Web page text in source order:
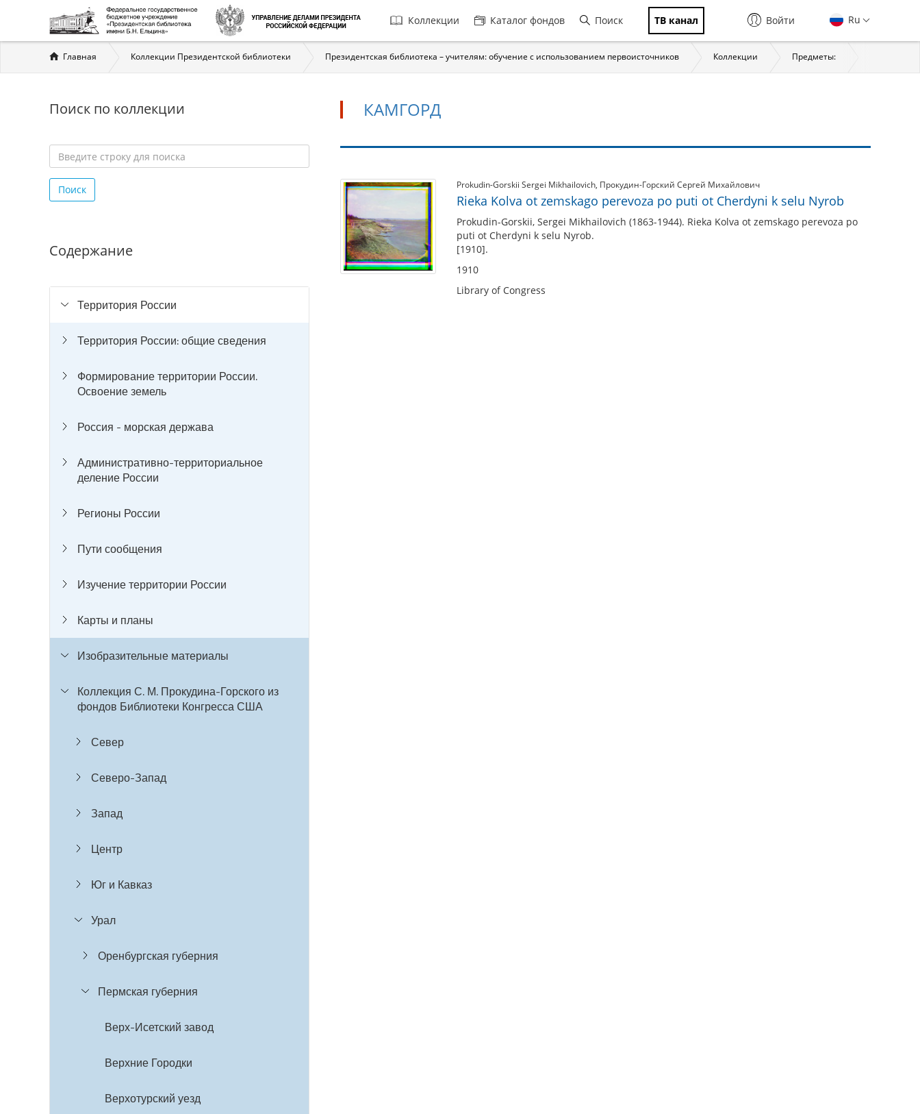
Главная
навигация
Коллекции Каталог фондов Поиск ТВ канал Ru
Войти
Вы
здесь
Главная Коллекции Президентской библиотеки Президентская библиотека – учителям: обучение с использованием первоисточников Коллекции Предметы:
Поиск по коллекции
строку
для
Поиск
Содержание
Территория России
Территория России: общие сведения
Формирование территории России.
Освоение земель
Россия - морская держава
Административно-территориальное
деление России
Регионы России
Пути сообщения
Изучение территории России
Карты и планы
Изобразительные материалы
Коллекция С. М. Прокудина-Горского из
фондов Библиотеки Конгресса США
Север
Северо-Запад
Запад
Центр
Юг и Кавказ
Урал
Оренбургская губерния
Пермская губерния
Верх-Исетский завод
Верхние Городки
Верхотурский уезд
КАМГОРД
Камгорд Prokudin-Gorskii Sergei Mikhailovich, Прокудин-Горский Сергей Михайлович
Rieka Kolva ot zemskago perevoza po puti ot Cherdyni k selu Nyrob
Prokudin-Gorskii, Sergei Mikhailovich (1863-1944). Rieka Kolva ot zemskago perevoza po
puti ot Cherdyni k selu Nyrob.
[1910].
1910
Library of Congress